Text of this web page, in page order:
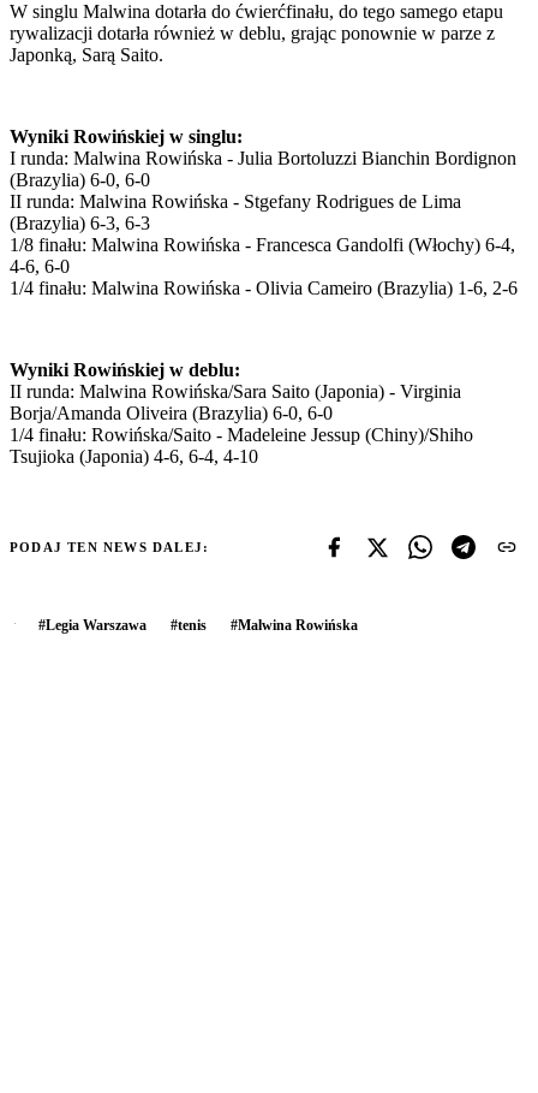
W singlu Malwina dotarła do ćwierćfinału, do tego samego etapu
rywalizacji dotarła również w deblu, grając ponownie w parze z
Japonką, Sarą Saito.
Wyniki Rowińskiej w singlu:
I runda: Malwina Rowińska - Julia Bortoluzzi Bianchin Bordignon
(Brazylia) 6-0, 6-0
II runda: Malwina Rowińska - Stgefany Rodrigues de Lima
(Brazylia) 6-3, 6-3
1/8 finału: Malwina Rowińska - Francesca Gandolfi (Włochy) 6-4,
4-6, 6-0
1/4 finału: Malwina Rowińska - Olivia Cameiro (Brazylia) 1-6, 2-6
Wyniki Rowińskiej w deblu:
II runda: Malwina Rowińska/Sara Saito (Japonia) - Virginia
Borja/Amanda Oliveira (Brazylia) 6-0, 6-0
1/4 finału: Rowińska/Saito - Madeleine Jessup (Chiny)/Shiho
Tsujioka (Japonia) 4-6, 6-4, 4-10
PODAJ TEN NEWS DALEJ:
#Legia Warszawa #tenis #Malwina Rowińska